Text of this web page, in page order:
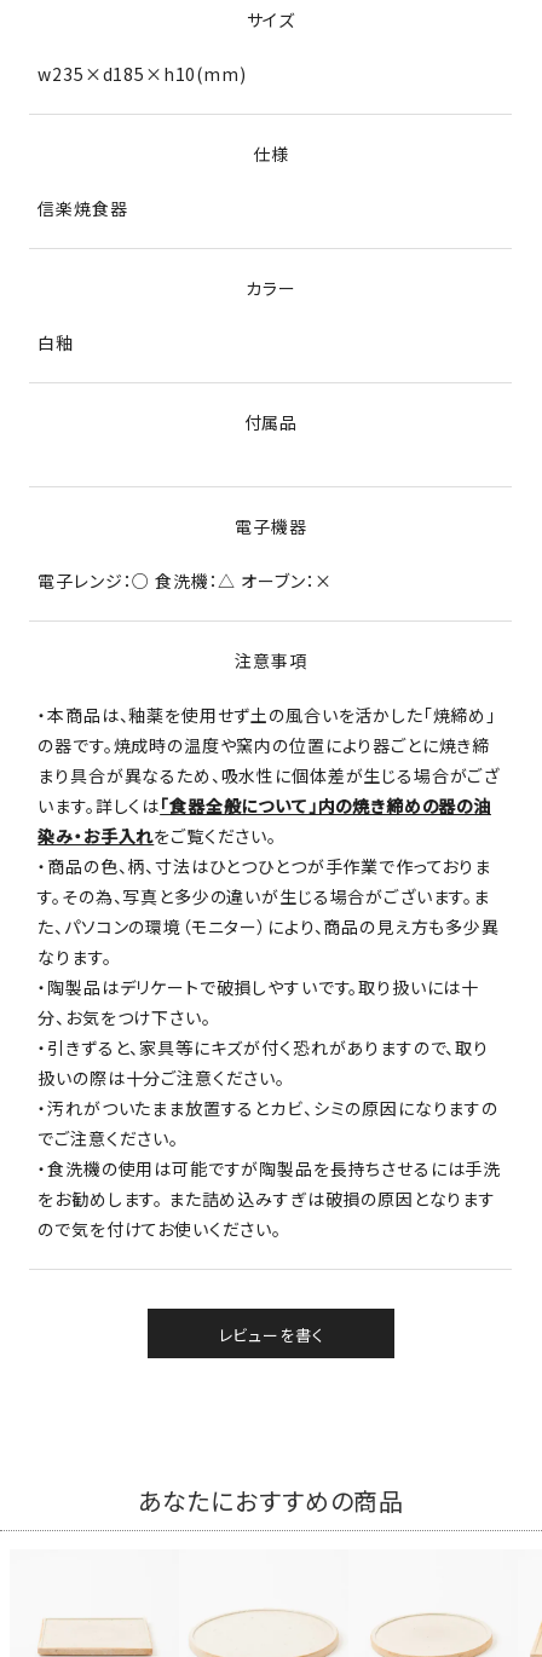
サイズ
w235×d185×h10(mm)
仕様
信楽焼食器
カラー
白釉
付属品
電子機器
電子レンジ：○ 食洗機：△ オーブン：×
注意事項
・本商品は、釉薬を使用せず土の風合いを活かした「焼締め」
の器です。焼成時の温度や窯内の位置により器ごとに焼き締
まり具合が異なるため、吸水性に個体差が生じる場合がござ
います。詳しくは「食器全般について」内の焼き締めの器の油
染み・お手入れをご覧ください。
・商品の色、柄、寸法はひとつひとつが手作業で作っておりま
す。その為、写真と多少の違いが生じる場合がございます。ま
た、パソコンの環境（モニター）により、商品の見え方も多少異
なります。
・陶製品はデリケートで破損しやすいです。取り扱いには十
分、お気をつけ下さい。
・引きずると、家具等にキズが付く恐れがありますので、取り
扱いの際は十分ご注意ください。
・汚れがついたまま放置するとカビ、シミの原因になりますの
でご注意ください。
・食洗機の使用は可能ですが陶製品を長持ちさせるには手洗
をお勧めします。 また詰め込みすぎは破損の原因となります
ので気を付けてお使いください。
レビューを書く
あなたにおすすめの商品